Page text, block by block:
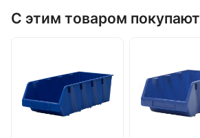
С этим товаром покупают